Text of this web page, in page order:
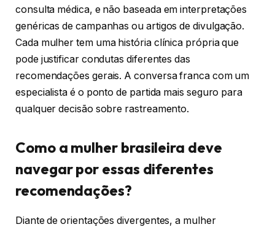
consulta médica, e não baseada em interpretações
genéricas de campanhas ou artigos de divulgação.
Cada mulher tem uma história clínica própria que
pode justificar condutas diferentes das
recomendações gerais. A conversa franca com um
especialista é o ponto de partida mais seguro para
qualquer decisão sobre rastreamento.
Como a mulher brasileira deve
navegar por essas diferentes
recomendações?
Diante de orientações divergentes, a mulher